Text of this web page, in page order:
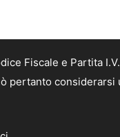
Fiscale e Partita
pertanto